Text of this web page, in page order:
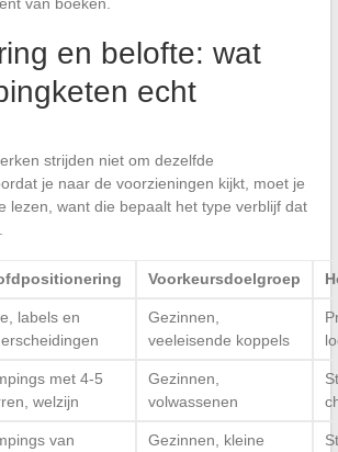
en belofte: wat
echt
strijden niet om dezelfde
je naar de voorzieningen kijkt, moet je
lezen, want die bepaalt het type verblijf dat
Voorkeursdoelgroep
labels en
Gezinnen,
veeleisende koppels
met 4-5
welzijn
Gezinnen,
volwassenen
van
Gezinnen, kleine